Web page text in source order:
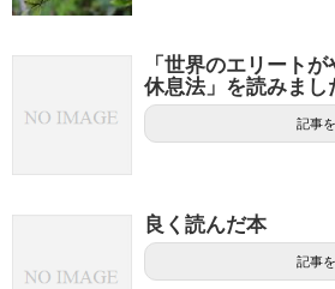
「世界のエリート
休息法」を読みまし
記事
良く読んだ本
記事